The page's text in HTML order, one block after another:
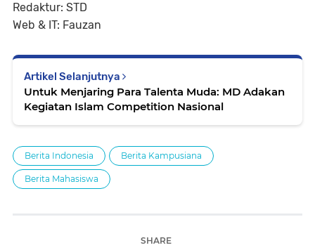
Redaktur: STD
Web & IT: Fauzan
Artikel Selanjutnya
Untuk Menjaring Para Talenta Muda: MD Adakan
Kegiatan Islam Competition Nasional
Berita Indonesia Berita Kampusiana
Berita Mahasiswa
SHARE